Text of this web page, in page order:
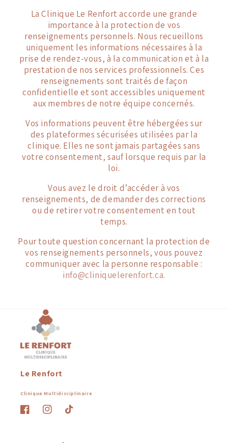
La Clinique Le Renfort accorde une grande
importance à la protection de vos
renseignements personnels. Nous recueillons
uniquement les informations nécessaires à la
prise de rendez-vous, à la communication et à la
prestation de nos services professionnels. Ces
renseignements sont traités de façon
confidentielle et sont accessibles uniquement
aux membres de notre équipe concernés.
Vos informations peuvent être hébergées sur
des plateformes sécurisées utilisées par la
clinique. Elles ne sont jamais partagées sans
votre consentement, sauf lorsque requis par la
loi.
Vous avez le droit d’accéder à vos
renseignements, de demander des corrections
ou de retirer votre consentement en tout
temps.
Pour toute question concernant la protection de
vos renseignements personnels, vous pouvez
communiquer avec la personne responsable :
info@cliniquelerenfort.ca.
Le Renfort
Clinique Multidisciplinaire
FacebookInstagramTikTok